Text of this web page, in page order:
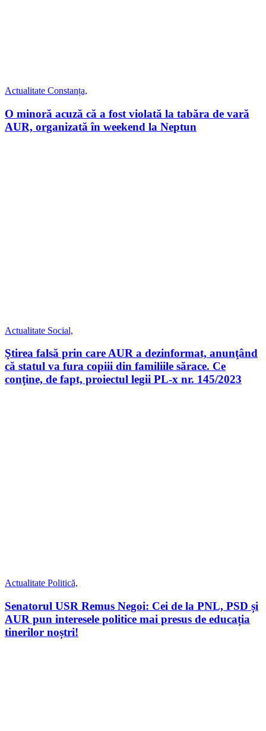
Actualitate Constanța,
O minoră acuză că a fost violată la tabăra de vară
AUR, organizată în weekend la Neptun
Actualitate Social,
Ştirea falsă prin care AUR a dezinformat, anunţând
că statul va fura copiii din familiile sărace. Ce
conţine, de fapt, proiectul legii PL-x nr. 145/2023
Actualitate Politică,
Senatorul USR Remus Negoi: Cei de la PNL, PSD și
AUR pun interesele politice mai presus de educația
tinerilor noștri!